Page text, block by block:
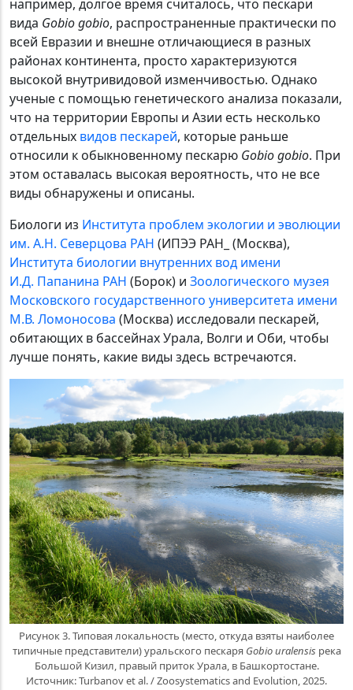
например, долгое время считалось, что пескари
вида Gobio gobio, распространенные практически по
всей Евразии и внешне отличающиеся в разных
районах континента, просто характеризуются
высокой внутривидовой изменчивостью. Однако
ученые с помощью генетического анализа показали,
что на территории Европы и Азии есть несколько
отдельных видов пескарей, которые раньше
относили к обыкновенному пескарю Gobio gobio. При
этом оставалась высокая вероятность, что не все
виды обнаружены и описаны.
Биологи из Института проблем экологии и эволюции
им. А.Н. Северцова РАН (ИПЭЭ РАН_ (Москва),
Института биологии внутренних вод имени
И.Д. Папанина РАН (Борок) и Зоологического музея
Московского государственного университета имени
М.В. Ломоносова (Москва) исследовали пескарей,
обитающих в бассейнах Урала, Волги и Оби, чтобы
лучше понять, какие виды здесь встречаются.
Рисунок 3. Типовая локальность (место, откуда взяты наиболее
типичные представители) уральского пескаря Gobio uralensisрека
Большой Кизил, правый приток Урала, в Башкортостане.
Источник: Turbanov et al. / Zoosystematics and Evolution, 2025.